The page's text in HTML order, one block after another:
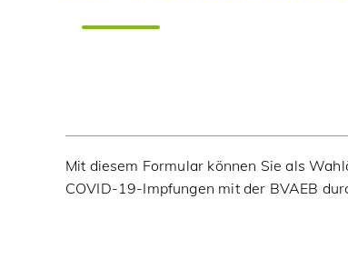
Mit diesem Formular können Sie als
COVID-19-Impfungen mit der BVAEB